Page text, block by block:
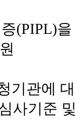
(PIPL)을
기관에
사기준